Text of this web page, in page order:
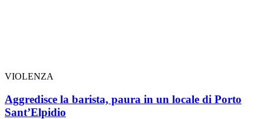
VIOLENZA
Aggredisce la barista, paura in un locale di Porto
Sant’Elpidio